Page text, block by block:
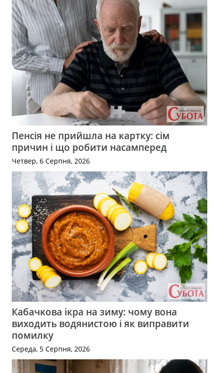
Пенсія не прийшла на картку: сім
причин і що робити насамперед
Четвер, 6 Серпня, 2026
Кабачкова ікра на зиму: чому вона
виходить водянистою і як виправити
помилку
Середа, 5 Серпня, 2026